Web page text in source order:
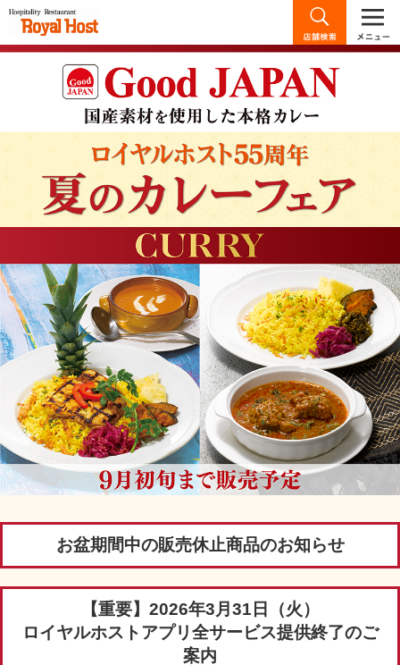
お盆期間中の販売休止商品のお知らせ
【重要】2026年3月31日（火）
ロイヤルホストアプリ全サービス提供終了のご
案内